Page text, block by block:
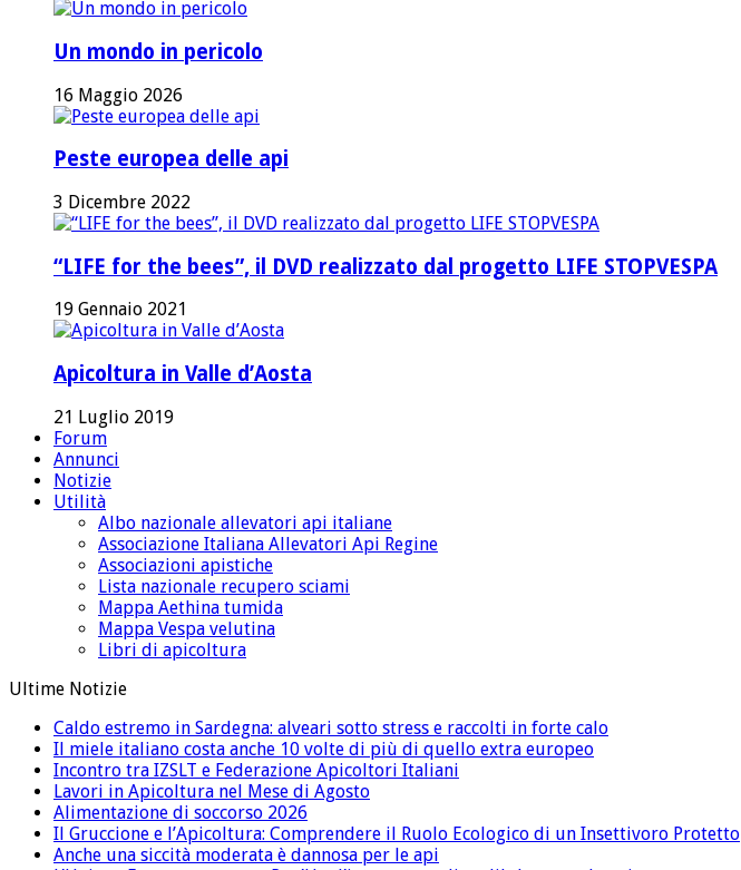
Un mondo in pericolo
16 Maggio 2026
Peste europea delle api
3 Dicembre 2022
“LIFE for the bees”, il DVD realizzato dal progetto LIFE STOPVESPA
19 Gennaio 2021
Apicoltura in Valle d’Aosta
21 Luglio 2019
Forum
Annunci
Notizie
Utilità
Albo nazionale allevatori api italiane
Associazione Italiana Allevatori Api Regine
Associazioni apistiche
Lista nazionale recupero sciami
Mappa Aethina tumida
Mappa Vespa velutina
Libri di apicoltura
Ultime Notizie
Caldo estremo in Sardegna: alveari sotto stress e raccolti in forte calo
Il miele italiano costa anche 10 volte di più di quello extra europeo
Incontro tra IZSLT e Federazione Apicoltori Italiani
Lavori in Apicoltura nel Mese di Agosto
Alimentazione di soccorso 2026
Il Gruccione e l’Apicoltura: Comprendere il Ruolo Ecologico di un Insettivoro Protetto
Anche una siccità moderata è dannosa per le api